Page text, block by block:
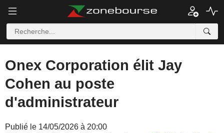
Onex Corporation élit Jay
Cohen au poste
d'administrateur
Publié le 14/05/2026 à 20:00